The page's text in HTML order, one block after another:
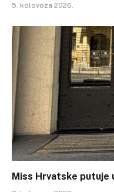
5. kolovoza 2026.
Miss Hrvatske putuje